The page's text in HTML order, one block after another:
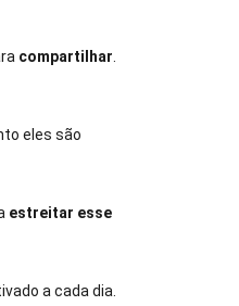
compartilhar
eles são
estreitar esse
a cada dia.